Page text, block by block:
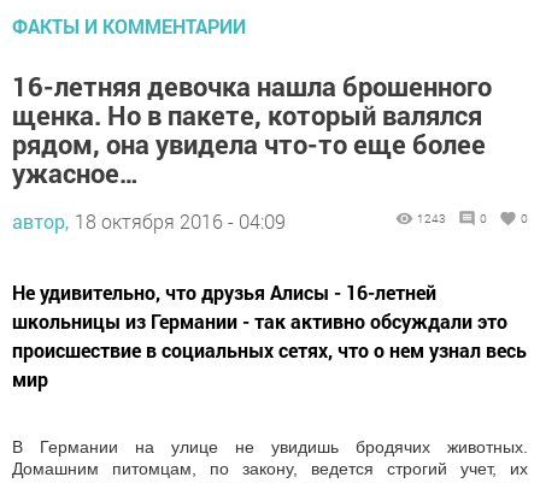
ФАКТЫ И КОММЕНТАРИИ
16-летняя девочка нашла брошенного
щенка. Но в пакете, который валялся
рядом, она увидела что-то еще более
ужасное…
автор, 18 октября 2016 - 04:09 1243 0 0
Не удивительно, что друзья Алисы - 16-летней
школьницы из Германии - так активно обсуждали это
происшествие в социальных сетях, что о нем узнал весь
мир
В Германии на улице не увидишь бродячих животных.
Домашним питомцам, по закону, ведется строгий учет, их